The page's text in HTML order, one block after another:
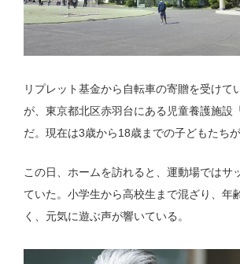
リプレット基金から自転車の寄贈を受けて
が、東京都北区赤羽台にある児童養護施設
だ。現在は3歳から18歳までの子どもたちが
この日、ホームを訪れると、運動場ではサ
ていた。小学生から高校生まで混ざり、年
く、元気に遊ぶ声が響いている。